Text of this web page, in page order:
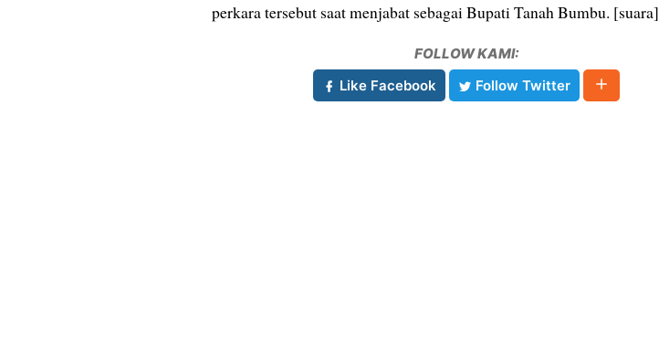
perkara tersebut saat menjabat sebagai Bupati Tanah Bumbu. [suara]
FOLLOW KAMI:
Like Facebook
Follow Twitter